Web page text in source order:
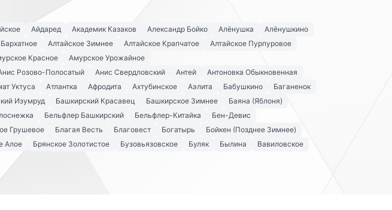
Айдаред Академик Казаков Александр Бойко Алёнушка
Алёнушкино
Алтайское Зимнее Алтайское Крапчатое
Алтайское Пурпуровое
Красное
Амурское Урожайное
Розово-Полосатый Анис Свердловский Антей
Антоновка Обыкновенная
Уктуса Атлантка Афродита Ахтубинское Аэлита Бабушкино
Баганенок
Изумруд Башкирский Красавец Башкирское Зимнее
Баяна (Яблоня)
Бельфлер Башкирский Бельфлер-Китайка
Бен-Девис
Грушевое Благая Весть Благовест Богатырь
Бойкен (Позднее Зимнее)
Алое Брянское Золотистое Бузовьязовское Буляк Былина
Вавиловское